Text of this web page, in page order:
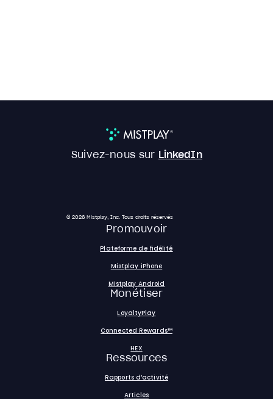
Suivez-nous sur LinkedIn
© 2026 Mistplay, Inc. Tous droits réservés
Promouvoir
Plateforme de fidélité
Mistplay iPhone
Mistplay Android
Monétiser
LoyaltyPlay
Connected Rewards™
HEX
Ressources
Rapports d’activité
Articles